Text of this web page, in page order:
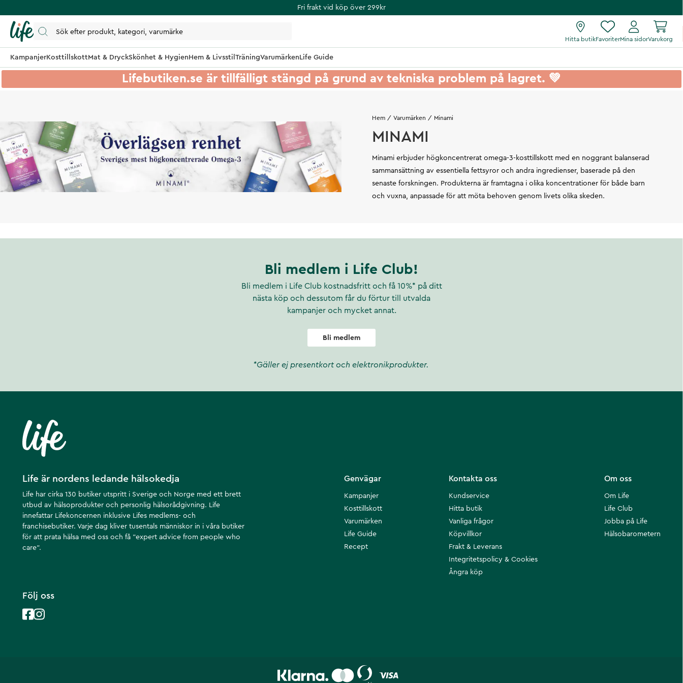
Fri frakt vid köp över 299kr
Hitta butikFavoriterMina sidorVarukorg
KampanjerKosttillskottMat & DryckSkönhet & HygienHem & Livsstil TräningVarumärkenLife Guide
Lifebutiken.se är tillfälligt stängd på grund av tekniska problem på lagret. 💚
Hem Varumärken Minami
MINAMI
Minami erbjuder högkoncentrerat omega-3-kosttillskott med en noggrant balanserad
sammansättning av essentiella fettsyror och andra ingredienser, baserade på den
senaste forskningen. Produkterna är framtagna i olika koncentrationer för både barn
och vuxna, anpassade för att möta behoven genom livets olika skeden.
Bli medlem i Life Club!
Bli medlem i Life Club kostnadsfritt och få 10%* på ditt
nästa köp och dessutom får du förtur till utvalda
kampanjer och mycket annat.
Bli medlem
*Gäller ej presentkort och elektronikprodukter.
Life är nordens ledande hälsokedja
Life har cirka 130 butiker utspritt i Sverige och Norge med ett brett
utbud av hälsoprodukter och personlig hälsorådgivning. Life
innefattar Lifekoncernen inklusive Lifes medlems- och
franchisebutiker. Varje dag kliver tusentals människor in i våra butiker
för att prata hälsa med oss och få ”expert advice from people who
care”.
Om oss
Om Life
Life Club
Jobba på Life
Hälsobarometern
Kontakta oss
Kundservice
Hitta butik
Vanliga frågor
Köpvillkor
Frakt & Leverans
Integritetspolicy & Cookies
Ångra köp
Genvägar
Kampanjer
Kosttillskott
Varumärken
Life Guide
Recept
Följ oss